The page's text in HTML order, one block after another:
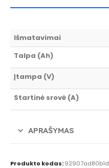
Išmatavimai
Talpa (Ah)
Įtampa (V)
Startinė srovė (A)
APRAŠYMAS
Produkto kodas:92907ad80b1d